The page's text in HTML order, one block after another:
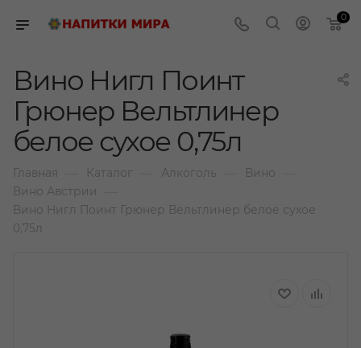
0
Вино Нигл Поинт
Грюнер Вельтлинер
белое сухое 0,75л
Главная Каталог Алкоголь Вино
Вино Австрии
Вино Нигл Поинт Грюнер Вельтлинер белое сухое
0,75л